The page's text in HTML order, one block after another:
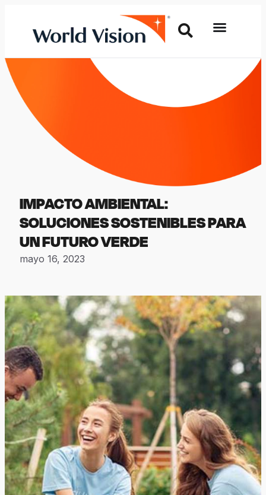
IMPACTO AMBIENTAL:
SOLUCIONES SOSTENIBLES PARA
UN FUTURO VERDE
mayo 16, 2023